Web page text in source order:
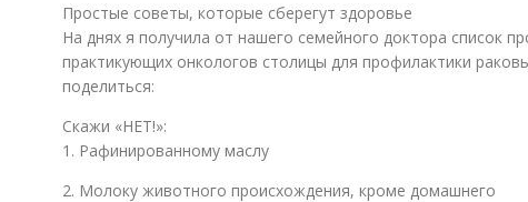
Простые советы, которые сберегут здоровье
На днях я получила от нашего семейного доктора список
практикующих онкологов столицы для профилактики
поделиться:
Скажи «НЕТ!»:
1. Рафинированному маслу
2. Молоку животного происхождения, кроме домашнего